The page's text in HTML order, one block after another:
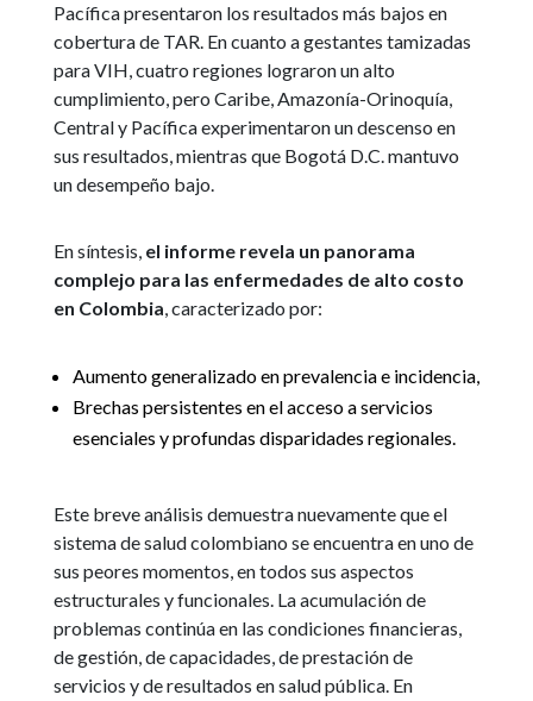
Pacífica presentaron los resultados más bajos en
cobertura de TAR. En cuanto a gestantes tamizadas
para VIH, cuatro regiones lograron un alto
cumplimiento, pero Caribe, Amazonía-Orinoquía,
Central y Pacífica experimentaron un descenso en
sus resultados, mientras que Bogotá D.C. mantuvo
un desempeño bajo.
En síntesis, el informe revela un panorama
complejo para las enfermedades de alto costo
en Colombia, caracterizado por:
Aumento generalizado en prevalencia e incidencia,
Brechas persistentes en el acceso a servicios
esenciales y profundas disparidades regionales.
Este breve análisis demuestra nuevamente que el
sistema de salud colombiano se encuentra en uno de
sus peores momentos, en todos sus aspectos
estructurales y funcionales. La acumulación de
problemas continúa en las condiciones financieras,
de gestión, de capacidades, de prestación de
servicios y de resultados en salud pública. En